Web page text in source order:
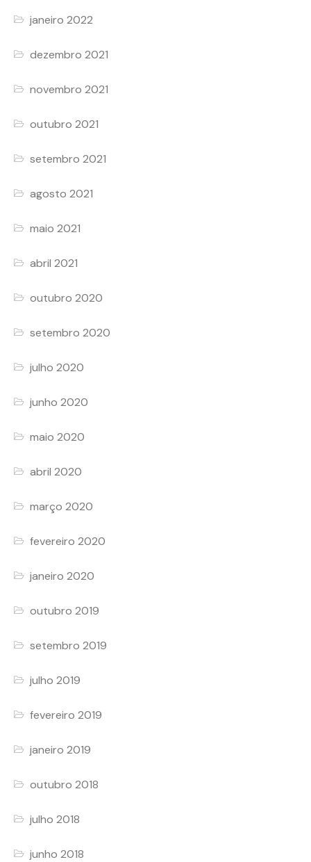
janeiro 2022
dezembro 2021
novembro 2021
outubro 2021
setembro 2021
agosto 2021
maio 2021
abril 2021
outubro 2020
setembro 2020
julho 2020
junho 2020
maio 2020
abril 2020
março 2020
fevereiro 2020
janeiro 2020
outubro 2019
setembro 2019
julho 2019
fevereiro 2019
janeiro 2019
outubro 2018
julho 2018
junho 2018